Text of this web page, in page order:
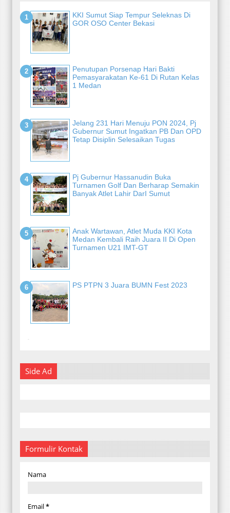
KKI Sumut Siap Tempur Seleknas Di
GOR OSO Center Bekasi
Penutupan Porsenap Hari Bakti
Pemasyarakatan Ke-61 Di Rutan Kelas
1 Medan
Jelang 231 Hari Menuju PON 2024, Pj
Gubernur Sumut Ingatkan PB Dan OPD
Tetap Disiplin Selesaikan Tugas
Pj Gubernur Hassanudin Buka
Turnamen Golf Dan Berharap Semakin
Banyak Atlet Lahir DarI Sumut
Anak Wartawan, Atlet Muda KKI Kota
Medan Kembali Raih Juara II Di Open
Turnamen U21 IMT-GT
PS PTPN 3 Juara BUMN Fest 2023
-
Side Ad
Formulir Kontak
Nama
Email*